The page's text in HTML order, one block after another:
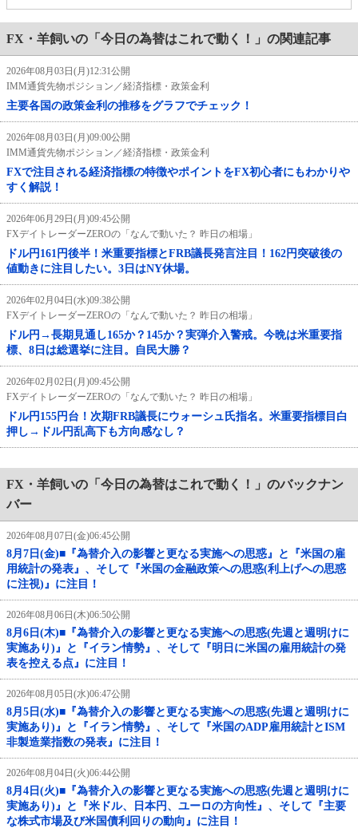
FX・羊飼いの「今日の為替はこれで動く！」の関連記事
2026年08月03日(月)12:31公開
IMM通貨先物ポジション／経済指標・政策金利
主要各国の政策金利の推移をグラフでチェック！
2026年08月03日(月)09:00公開
IMM通貨先物ポジション／経済指標・政策金利
FXで注目される経済指標の特徴やポイントをFX初心者にもわかりや
すく解説！
2026年06月29日(月)09:45公開
FXデイトレーダーZEROの「なんで動いた？ 昨日の相場」
ドル円161円後半！米重要指標とFRB議長発言注目！162円突破後の
値動きに注目したい。3日はNY休場。
2026年02月04日(水)09:38公開
FXデイトレーダーZEROの「なんで動いた？ 昨日の相場」
ドル円→長期見通し165か？145か？実弾介入警戒。今晩は米重要指
標、8日は総選挙に注目。自民大勝？
2026年02月02日(月)09:45公開
FXデイトレーダーZEROの「なんで動いた？ 昨日の相場」
ドル円155円台！次期FRB議長にウォーシュ氏指名。米重要指標目白
押し→ドル円乱高下も方向感なし？
FX・羊飼いの「今日の為替はこれで動く！」のバックナン
バー
2026年08月07日(金)06:45公開
8月7日(金)■『為替介入の影響と更なる実施への思惑』と『米国の雇
用統計の発表』、そして『米国の金融政策への思惑(利上げへの思惑
に注視)』に注目！
2026年08月06日(木)06:50公開
8月6日(木)■『為替介入の影響と更なる実施への思惑(先週と週明けに
実施あり)』と『イラン情勢』、そして『明日に米国の雇用統計の発
表を控える点』に注目！
2026年08月05日(水)06:47公開
8月5日(水)■『為替介入の影響と更なる実施への思惑(先週と週明けに
実施あり)』と『イラン情勢』、そして『米国のADP雇用統計とISM
非製造業指数の発表』に注目！
2026年08月04日(火)06:44公開
8月4日(火)■『為替介入の影響と更なる実施への思惑(先週と週明けに
実施あり)』と『米ドル、日本円、ユーロの方向性』、そして『主要
な株式市場及び米国債利回りの動向』に注目！